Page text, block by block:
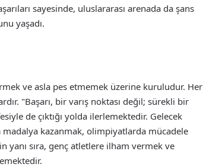
sayesinde, uluslararası arenada da şans
yaşadı.
ve asla pes etmemek üzerine kuruludur. Her
"Başarı, bir varış noktası değil; sürekli bir
de çıktığı yolda ilerlemektedir. Gelecek
kazanmak, olimpiyatlarda mücadele
sıra, genç atletlere ilham vermek ve